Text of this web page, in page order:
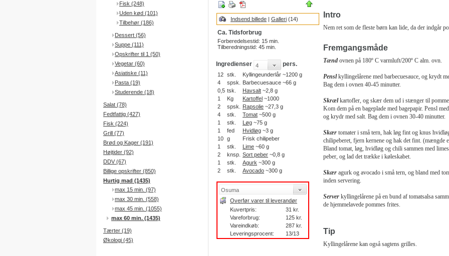
Fisk (248)
Uden kød (101)
Tilbehør (186)
Dessert (56)
Suppe (111)
Opskrifter til 1 (50)
Vegetar (60)
Asiatiske (11)
Pasta (19)
Studerende (18)
Salat (78)
Fedtfattig (427)
Fisk (224)
Grill (77)
Brød og Kager (191)
Højtider (92)
DDV (67)
Billige opskrifter (850)
Hurtig mad (1435)
max 15 min. (97)
max 30 min. (558)
max 45 min. (1055)
max 60 min. (1435)
Tærter (19)
Økologi (45)
Indsend billede | Galleri (14)
Ca. Tidsforbrug
Forberedelsestid: 15 min.
Tilberedningstid: 45 min.
Ingredienser pers.
12 stk.
Kyllingeunderlår ~1200 g
4
spsk.
Barbecuesauce ~66 g
0,5 tsk. Havsalt ~2,8 g
1
Kg Kartoffel ~1000
2
spsk. Rapsolie ~27,3 g
4
stk. Tomat ~500 g
1
stk. Løg ~75 g
1
fed Hvidløg ~3 g
10 g
Frisk chilipeber
1
stk. Lime ~60 g
2
knsp. Sort peber ~0,8 g
1
stk. Agurk ~300 g
2
stk. Avocado ~300 g
Overfør varer til leverandør
Kuvertpris:
31 kr.
Vareforbrug:
125 kr.
Vareindkøb:
287 kr.
Leveringsprocent:
13/13
Intro
Nem ret som de fleste børn kan lide, da der indgår
Fremgangsmåde
Tænd ovnen på 180º C varmluft/200º C alm. ovn.
Penslkyllingelårene med barbecuesauce, og krydt
Bag dem i ovnen 40-45 minutter.
Skrælkartofler, og skær dem ud i stænger til
Kom dem på en bageplade med bagepapir. Pensl
og krydr med salt. Bag dem i ovnen 30-40 minutter.
Skær tomater i små tern, hak løg fint og knus
chilipeberet, fjern kernene og hak det fint. (mængde
Bland tomat, løg, hvidløg og chili sammen med
peber, og lad det trække i køleskabet.
Skær agurk og avocado i små tern, og bland med
inden servering.
Server kyllingelårene på en bund af tomatsalsa
de hjemmelavede pommes frites.
Tip
Kyllingelårene kan også sagtens grilles.